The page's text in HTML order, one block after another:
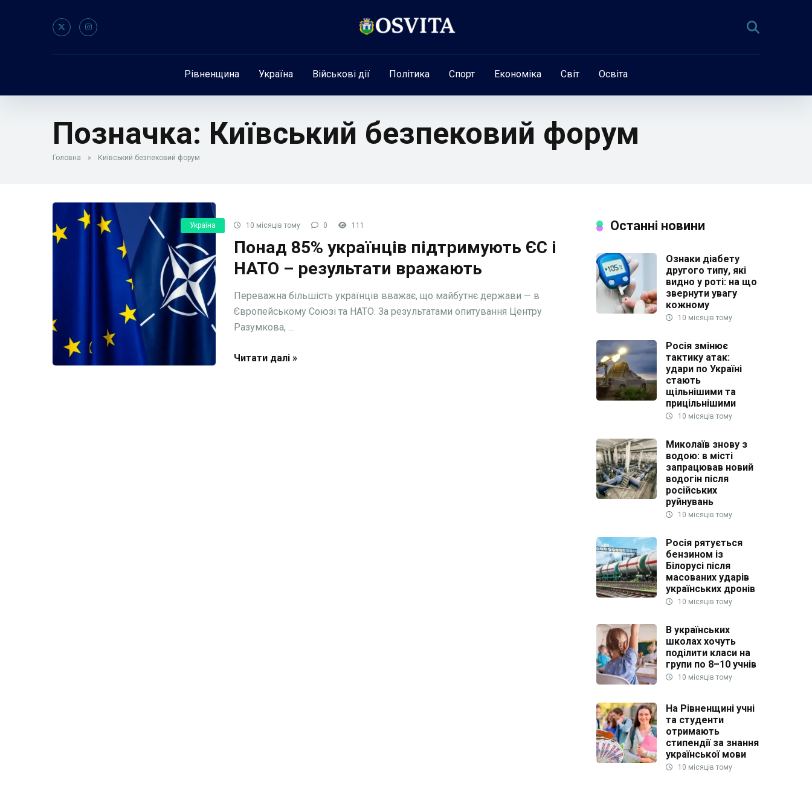
Рівненщина Україна Військові дії Політика Спорт Економіка Світ Освіта
Позначка: Київський безпековий форум
Головна » Київський безпековий форум
Україна 10 місяців тому 0 111
Понад 85% українців підтримують ЄС і
НАТО – результати вражають
Переважна більшість українців вважає, що майбутнє держави — в
Європейському Союзі та НАТО. За результатами опитування Центру
Разумкова, ...
Читати далі »
Останні новини
Ознаки діабету
другого типу, які
видно у роті: на що
звернути увагу
кожному
10 місяців тому
Росія змінює
тактику атак:
удари по Україні
стають
щільнішими та
прицільнішими
10 місяців тому
Миколаїв знову з
водою: в місті
запрацював новий
водогін після
російських
руйнувань
10 місяців тому
Росія рятується
бензином із
Білорусі після
масованих ударів
українських дронів
10 місяців тому
В українських
школах хочуть
поділити класи на
групи по 8–10 учнів
10 місяців тому
На Рівненщині учні
та студенти
отримають
стипендії за знання
української мови
10 місяців тому